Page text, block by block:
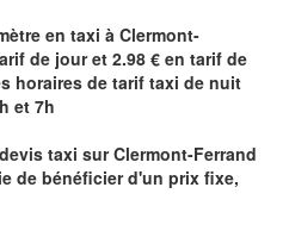
en taxi à Clermont-
de jour et 2.98 € en tarif de
horaires de tarif taxi de nuit
et 7h
taxi surClermont-Ferrand
de bénéficierd'un prix fixe,